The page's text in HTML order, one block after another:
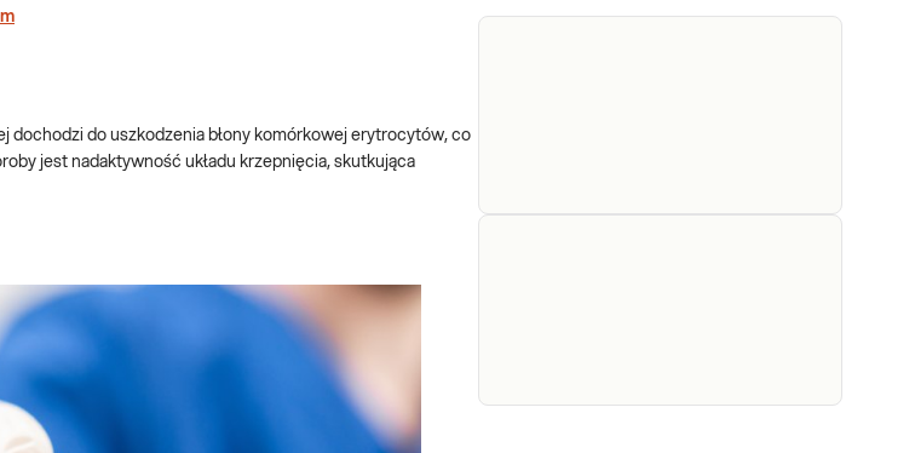
dochodzi do uszkodzenia błony komórkowej erytrocytów, co
jest nadaktywność układu krzepnięcia, skutkująca
diagnostyce chorób